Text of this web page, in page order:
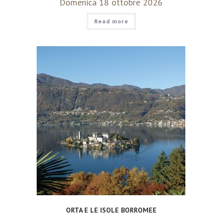
Read more
ORTA E LE ISOLE BORROMEE